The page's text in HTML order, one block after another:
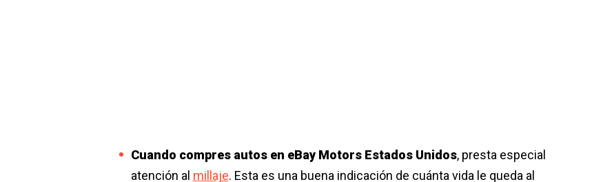
Cuando compres autos en eBay Motors Estados Unidos, presta especial
atención al millaje. Esta es una buena indicación de cuánta vida le queda al